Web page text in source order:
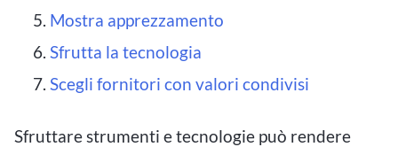
Mostra apprezzamento
Sfrutta la tecnologia
Scegli fornitori con valori condivisi
Sfruttare strumenti e tecnologie può rendere